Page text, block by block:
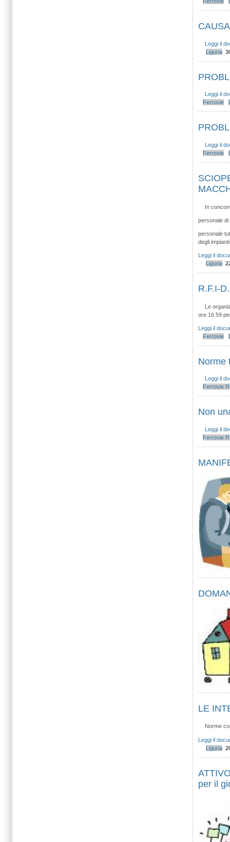
Ferrovie
Leggi il
Liguria
Leggi il
Ferrovie
Leggi il
Ferrovie
In
personale di
personale
degli
Leggi il
Liguria
R.F.I-
Le
ore 16.59
Leggi il
Ferrovie
Norme
Leggi il
Ferrovie
Non
Leggi il
Ferrovie
LE
Norme
Leggi il
Liguria
per il